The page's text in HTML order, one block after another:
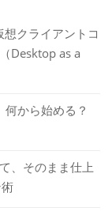
クライアントコ
Desktop as a
から始める？
、そのまま仕上